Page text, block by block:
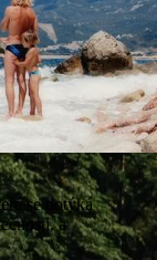
se dotýká
a